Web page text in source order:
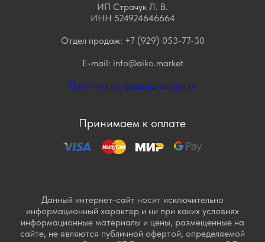
ИП Страчук Л. В.
ИНН 524924646664
Отдел продаж: +7 (929) 053-77-30
E-mail: info@aiko.market
Политика конфиденциальности
Принимаем к оплате
Данный интернет-сайт носит исключительно
информационный характер и ни при каких условиях
информационные материалы и цены, размещенные на
сайте, не являются публичной офертой, определяемой